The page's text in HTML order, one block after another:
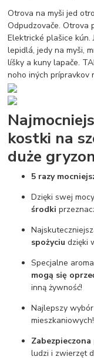
Otrova na myši jed
Odpudzovače. Otrova
Elektrické plašice kún.
lepidlá, jedy na myši,
líšky a kuny lapače.
noho iných prípravkov
kostki na
duże
5 razy
Dzięki swej mocy
środki
spożyciudzięki
Specjalne
mogą się
inną żywność!
Najlepszy
mieszkaniowych!
ludzi i zwierzęt